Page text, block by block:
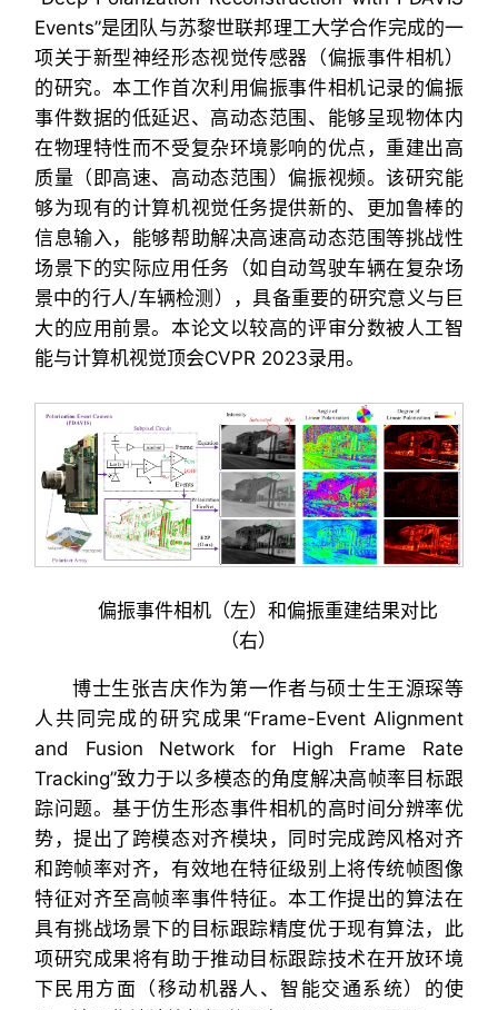
Events”是团队与苏黎世联邦理工大学合作完成的一
项关于新型神经形态视觉传感器（偏振事件相机）
的研究。本工作首次利用偏振事件相机记录的偏振
事件数据的低延迟、高动态范围、能够呈现物体内
在物理特性而不受复杂环境影响的优点，重建出高
质量（即高速、高动态范围）偏振视频。该研究能
够为现有的计算机视觉任务提供新的、更加鲁棒的
信息输入，能够帮助解决高速高动态范围等挑战性
场景下的实际应用任务（如自动驾驶车辆在复杂场
景中的行人/车辆检测），具备重要的研究意义与巨
大的应用前景。本论文以较高的评审分数被人工智
能与计算机视觉顶会CVPR 2023录用。
偏振事件相机（左）和偏振重建结果对比
（右）
博士生张吉庆作为第一作者与硕士生王源琛等
人共同完成的研究成果“Frame-Event Alignment
and Fusion Network for High Frame Rate
Tracking”致力于以多模态的角度解决高帧率目标跟
踪问题。基于仿生形态事件相机的高时间分辨率优
势，提出了跨模态对齐模块，同时完成跨风格对齐
和跨帧率对齐，有效地在特征级别上将传统帧图像
特征对齐至高帧率事件特征。本工作提出的算法在
具有挑战场景下的目标跟踪精度优于现有算法，此
项研究成果将有助于推动目标跟踪技术在开放环境
下民用方面（移动机器人、智能交通系统）的使